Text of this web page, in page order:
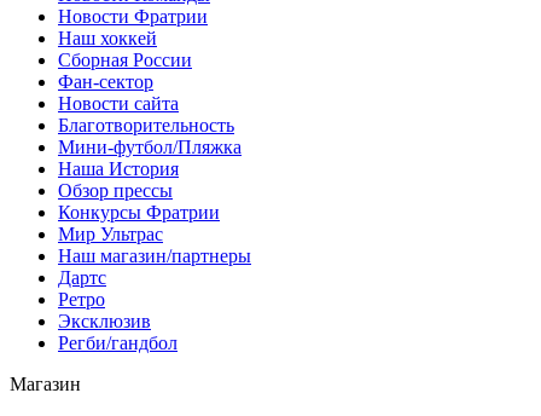
Новости Фратрии
Наш хоккей
Сборная России
Фан-cектор
Новости сайта
Благотворительность
Мини-футбол/Пляжка
Наша История
Обзор прессы
Конкурсы Фратрии
Мир Ультрас
Наш магазин/партнеры
Дартс
Ретро
Эксклюзив
Регби/гандбол
Магазин